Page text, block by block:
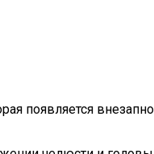
появляется